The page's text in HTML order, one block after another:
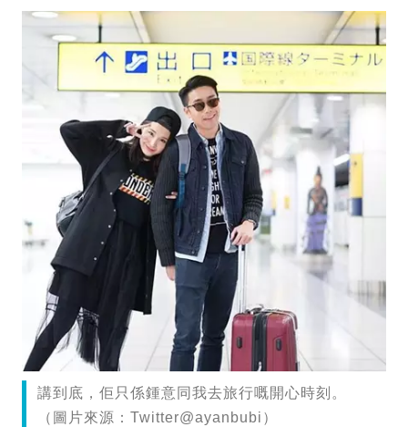
講到底，佢只係鍾意同我去旅行嘅開心時刻。
（圖片來源：Twitter@ayanbubi）